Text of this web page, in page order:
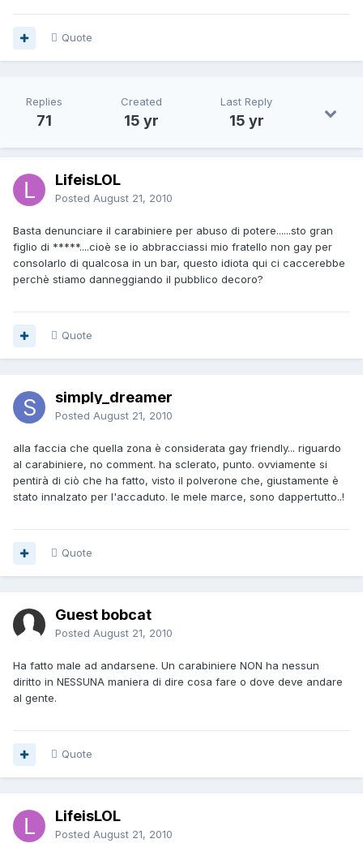
Quote
Replies
71
Created
15 yr
Last Reply
15 yr
LifeisLOL
Posted August 21, 2010
Basta denunciare il carabiniere per abuso di potere......sto gran
figlio di *****....cioè se io abbracciassi mio fratello non gay per
consolarlo di qualcosa in un bar, questo idiota qui ci caccerebbe
perchè stiamo danneggiando il pubblico decoro?
Quote
simply_dreamer
Posted August 21, 2010
alla faccia che quella zona è considerata gay friendly... riguardo
al carabiniere, no comment. ha sclerato, punto. ovviamente si
pentirà di ciò che ha fatto, visto il polverone che, giustamente è
stato innalzato per l'accaduto. le mele marce, sono dappertutto..!
Quote
Guest bobcat
Posted August 21, 2010
Ha fatto male ad andarsene. Un carabiniere NON ha nessun
diritto in NESSUNA maniera di dire cosa fare o dove deve andare
al gente.
Quote
LifeisLOL
Posted August 21, 2010